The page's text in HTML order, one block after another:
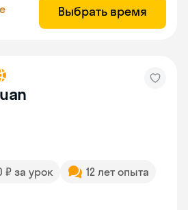
Выбрать время
₽ за урок
12 лет опыта